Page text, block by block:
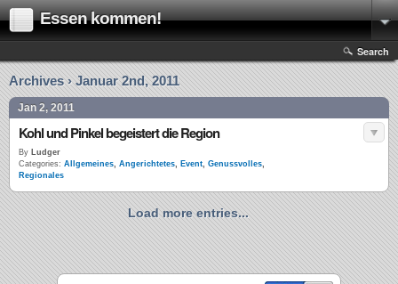
Essen kommen!
Search
Archives › Januar 2nd, 2011
Jan 2, 2011
Kohl und Pinkel begeistert die Region
By Ludger
Categories: Allgemeines, Angerichtetes, Event, Genussvolles,
Regionales
Load more entries...